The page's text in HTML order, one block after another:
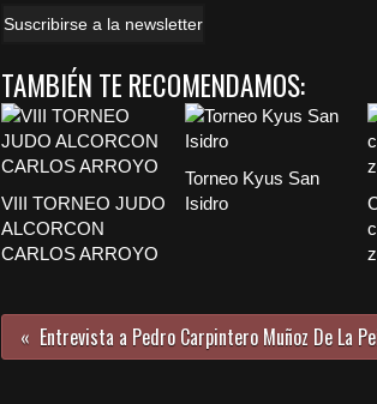
Suscribirse a la newsletter
TAMBIÉN TE RECOMENDAMOS:
VIII TORNEO JUDO
ALCORCON
CARLOS ARROYO
Torneo Kyus San
Isidro
Entrevista a Pedro Carpintero Muñoz De La